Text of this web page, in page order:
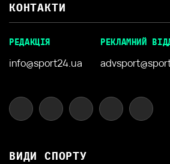
КОНТАКТИ
РЕДАКЦІЯ
info@sport24.ua
РЕКЛАМНИЙ
ВИДИ СПОРТУ